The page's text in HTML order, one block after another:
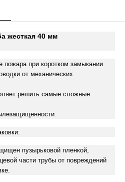
жесткая 40 мм
пожара при коротком замыкании.
от механических
решить самые сложные
пузырьковой пленкой,
части трубы от повреждений